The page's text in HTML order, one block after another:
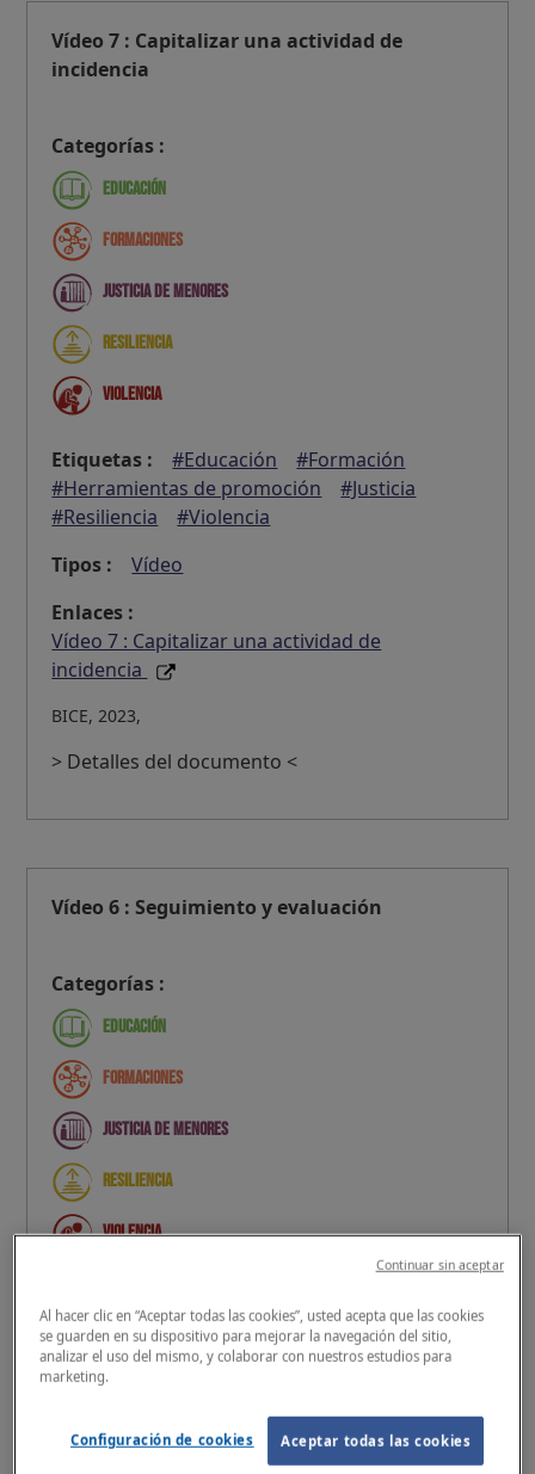
Vídeo 7 : Capitalizar una actividad de
incidencia
Categorías :
Educación
Formaciones
Justicia de menores
Resiliencia
Violencia
Etiquetas : #Educación
#Formación
#Herramientas de promoción
#Justicia
#Resiliencia
#Violencia
Tipos :
Vídeo
Enlaces :
Vídeo 7 : Capitalizar una actividad de
incidencia
BICE, 2023,
> Detalles del documento <
Vídeo 6 : Seguimiento y evaluación
Categorías :
Educación
Formaciones
Justicia de menores
Resiliencia
Violencia
#Herramientas de promoción
#Justicia
#Resiliencia
#Violencia
Enlaces :
Al hacer clic en “Aceptar todas las cookies”, usted acepta que las cookies
se guarden en su dispositivo para mejorar la navegación del sitio,
analizar el uso del mismo, y colaborar con nuestros estudios para
marketing.
Aceptar todas las cookies
Configuración de cookies
Continuar sin aceptar